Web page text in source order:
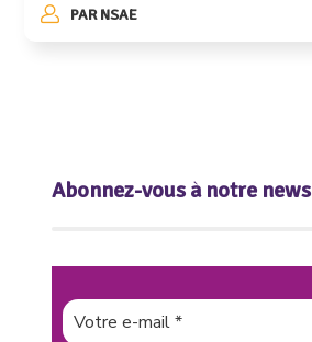
PARNSAE
Abonnez-vous à notre